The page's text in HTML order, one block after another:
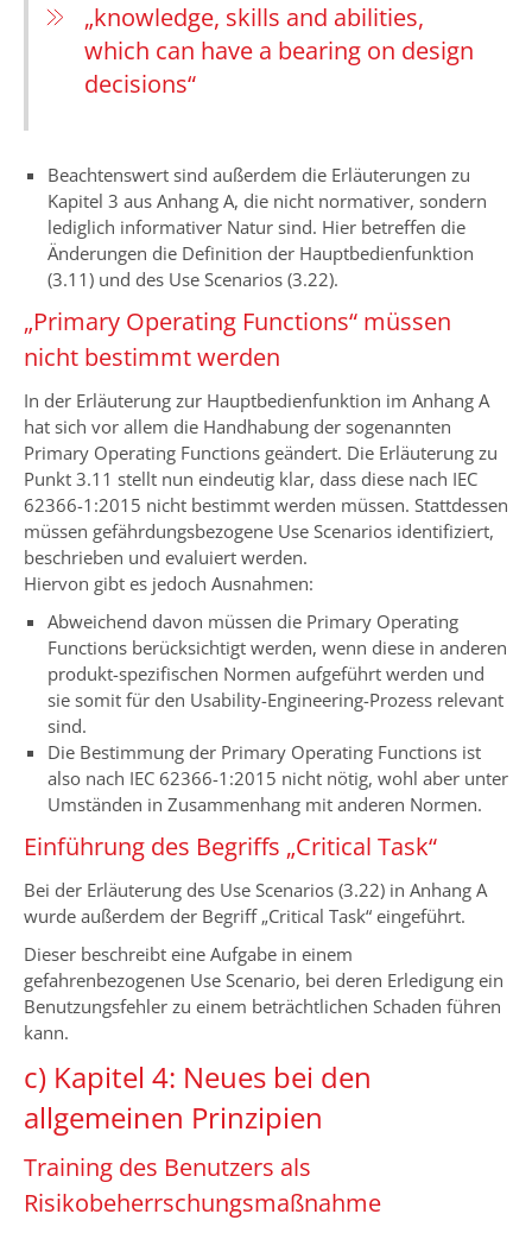
„knowledge, skills and abilities,
which can have a bearing on design
decisions“
Beachtenswert sind außerdem die Erläuterungen zu
Kapitel 3 aus Anhang A, die nicht normativer, sondern
lediglich informativer Natur sind. Hier betreffen die
Änderungen die Definition der Hauptbedienfunktion
(3.11) und des Use Scenarios (3.22).
„Primary Operating Functions“ müssen
nicht bestimmt werden
In der Erläuterung zur Hauptbedienfunktion im Anhang A
hat sich vor allem die Handhabung der sogenannten
Primary Operating Functions geändert. Die Erläuterung zu
Punkt 3.11 stellt nun eindeutig klar, dass diese nach IEC
62366-1:2015 nicht bestimmt werden müssen. Stattdessen
müssen gefährdungsbezogene Use Scenarios identifiziert,
beschrieben und evaluiert werden.
Hiervon gibt es jedoch Ausnahmen:
Abweichend davon müssen die Primary Operating
Functions berücksichtigt werden, wenn diese in anderen
produkt-spezifischen Normen aufgeführt werden und
sie somit für den Usability-Engineering-Prozess relevant
sind.
Die Bestimmung der Primary Operating Functions ist
also nach IEC 62366-1:2015 nicht nötig, wohl aber unter
Umständen in Zusammenhang mit anderen Normen.
Einführung des Begriffs „Critical Task“
Bei der Erläuterung des Use Scenarios (3.22) in Anhang A
wurde außerdem der Begriff „Critical Task“ eingeführt.
Dieser beschreibt eine Aufgabe in einem
gefahrenbezogenen Use Scenario, bei deren Erledigung ein
Benutzungsfehler zu einem beträchtlichen Schaden führen
kann.
c) Kapitel 4: Neues bei den
allgemeinen Prinzipien
Training des Benutzers als
Risikobeherrschungsmaßnahme